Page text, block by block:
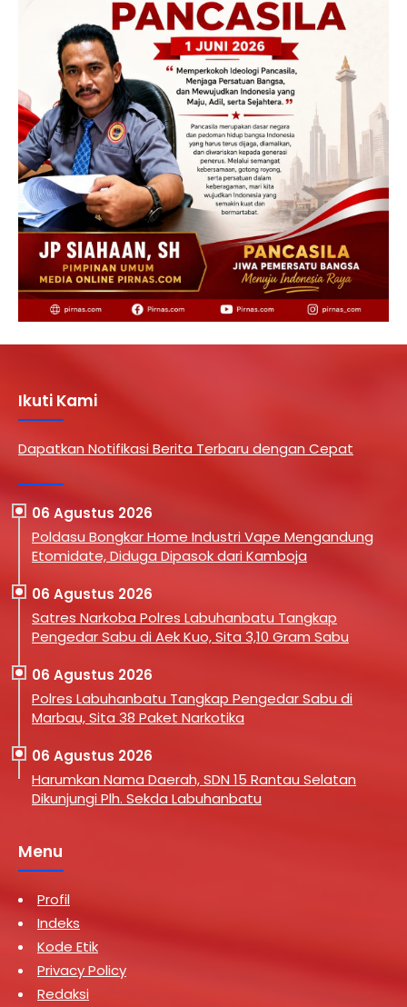
Ikuti Kami
Dapatkan Notifikasi Berita Terbaru dengan Cepat
06 Agustus 2026
Poldasu Bongkar Home Industri Vape Mengandung
Etomidate, Diduga Dipasok dari Kamboja
06 Agustus 2026
Satres Narkoba Polres Labuhanbatu Tangkap
Pengedar Sabu di Aek Kuo, Sita 3,10 Gram Sabu
06 Agustus 2026
Polres Labuhanbatu Tangkap Pengedar Sabu di
Marbau, Sita 38 Paket Narkotika
06 Agustus 2026
Harumkan Nama Daerah, SDN 15 Rantau Selatan
Dikunjungi Plh. Sekda Labuhanbatu
Menu
Profil
Indeks
Kode Etik
Privacy Policy
Redaksi